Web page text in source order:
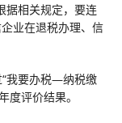
据相关规定，要连
业在退税办理、信
我要办税—纳税缴
评价结果。